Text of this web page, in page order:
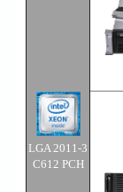
LGA 2011-3
C612 PCH